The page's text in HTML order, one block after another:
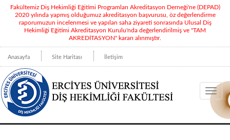
Fakültemiz Diş Hekimliği Eğitimi Programları Akreditasyon Derneği'ne (DEPAD)
2020 yılında yapmış olduğumuz akreditasyon başvurusu, öz değerlendirme
raporumuzun incelenmesi ve yapılan saha ziyareti sonrasında Ulusal Diş
Hekimliği Eğitimi Akreditasyon Kurulu'nda değerlendirilmiş ve "TAM
AKREDİTASYON" kararı alınmıştır.
Anasayfa Site Haritası İletişim